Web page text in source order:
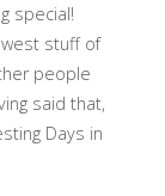
special!
stuff of
people
said that,
Days in